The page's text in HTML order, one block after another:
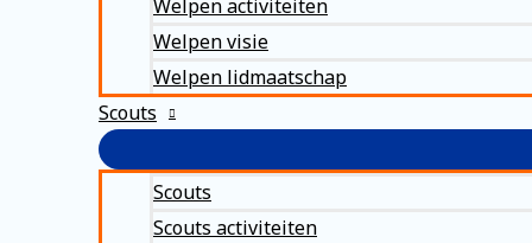
Welpen activiteiten
Welpen visie
Welpen lidmaatschap
Scouts
Scouts
Scouts activiteiten